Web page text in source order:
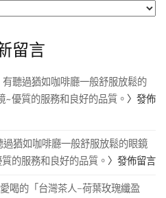
留言
有聽過猶如咖啡廳一般舒服放鬆的
優質的服務和良好的品質。 〉發佈
過猶如咖啡廳一般舒服放鬆的眼鏡
的服務和良好的品質。 〉發佈留言
愛喝的「台灣茶人-荷葉玫瑰纖盈